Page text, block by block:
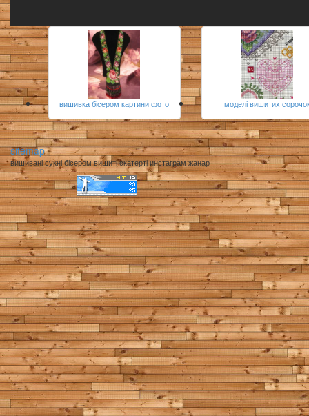
вишивка бісером картини фото моделі вишитих
sitemap
вишивані сукні бісером вишиті скатерті инстаграм жанар